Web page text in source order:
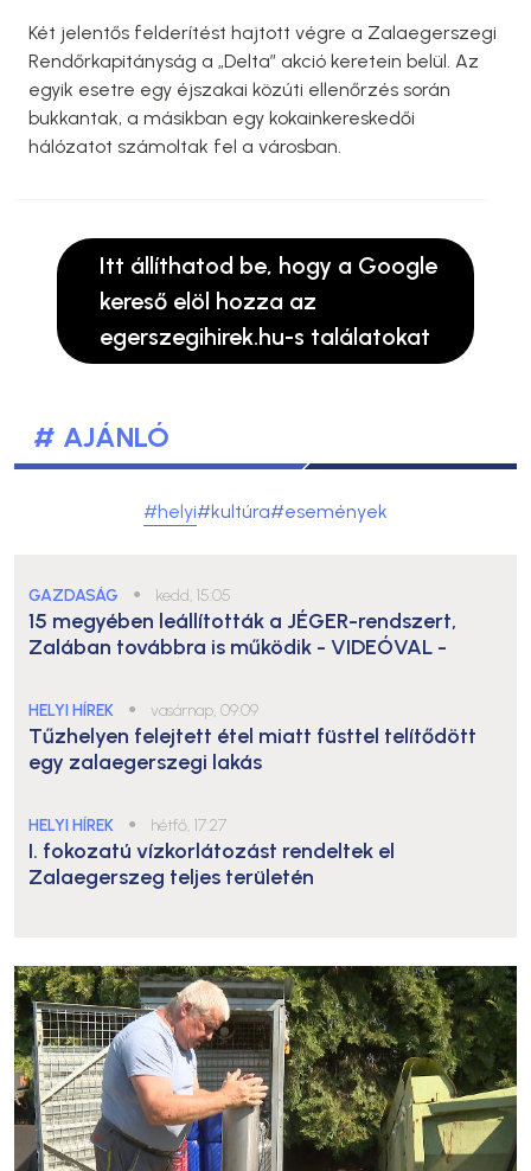
Két jelentős felderítést hajtott végre a Zalaegerszegi
Rendőrkapitányság a „Delta” akció keretein belül. Az
egyik esetre egy éjszakai közúti ellenőrzés során
bukkantak, a másikban egy kokainkereskedői
hálózatot számoltak fel a városban.
Itt állíthatod be, hogy a Google
kereső elöl hozza az
egerszegihirek.hu-s találatokat
# AJÁNLÓ
#helyi#kultúra#események
GAZDASÁG ● kedd, 15:05
15 megyében leállították a JÉGER-rendszert,
Zalában továbbra is működik - VIDEÓVAL -
HELYI HÍREK ● vasárnap, 09:09
Tűzhelyen felejtett étel miatt füsttel telítődött
egy zalaegerszegi lakás
HELYI HÍREK ● hétfő, 17:27
I. fokozatú vízkorlátozást rendeltek el
Zalaegerszeg teljes területén